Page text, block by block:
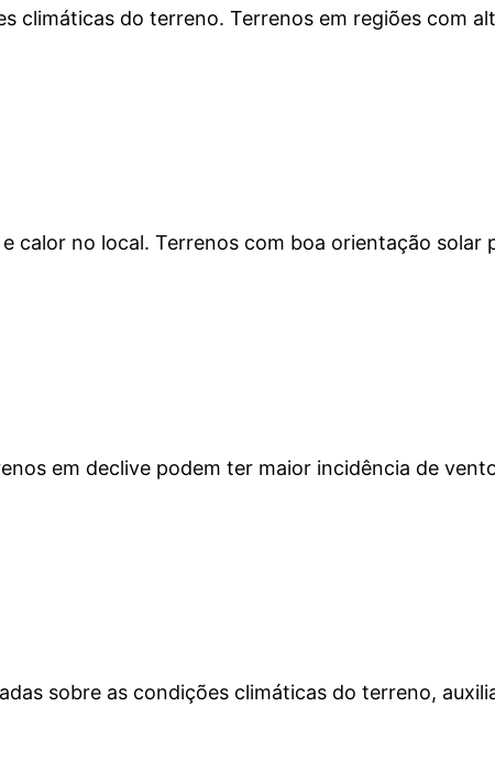
climáticas do terreno. Terrenos em regiões com
calor no local. Terrenos com boa orientação solar
em declive podem ter maior incidência de
sobre as condições climáticas do terreno,